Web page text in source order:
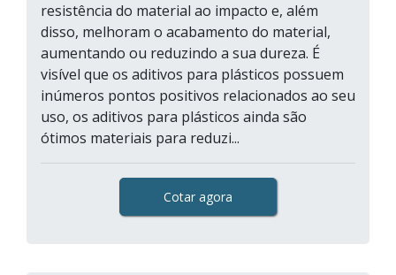
resistência do material ao impacto e, além
disso, melhoram o acabamento do material,
aumentando ou reduzindo a sua dureza. É
visível que os aditivos para plásticos possuem
inúmeros pontos positivos relacionados ao seu
uso, os aditivos para plásticos ainda são
ótimos materiais para reduzi...
Cotar agora